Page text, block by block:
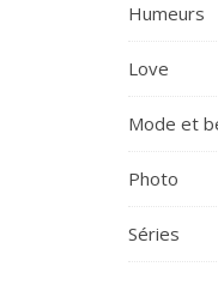
Humeurs
Love
Mode et
Photo
Séries